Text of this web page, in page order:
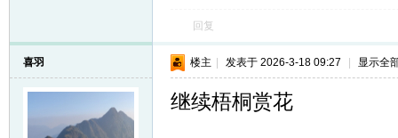
回复
喜羽 楼主 发表于 2026-3-18 09:27 显示全
继续梧桐赏花